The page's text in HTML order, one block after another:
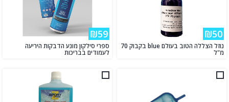
₪50
נוזל הצללה הטוב בעולם blue בקבוק 70
מ"ל
₪59
ספרי סילקון מונע הדבקות היריעה
לעמודים בבריכות